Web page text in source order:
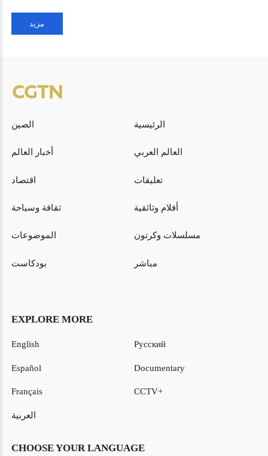
مزيد
الصين الرئيسية
أخبار العالم العالم العربي
اقتصاد تعليقات
ثقافة وسياحة أفلام وثائقية
الموضوعات مسلسلات وكرتون
بودكاست مباشر
EXPLORE MORE
English
Español
Français
العربية
Русский
Documentary
CCTV+
CHOOSE YOUR LANGUAGE